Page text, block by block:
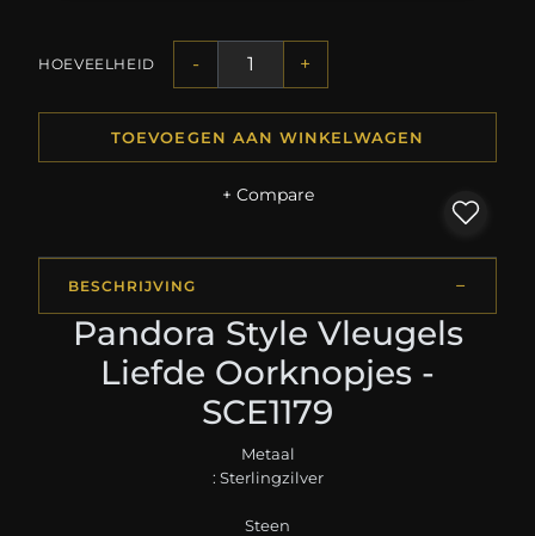
HOEVEELHEID - +
TOEVOEGEN AAN WINKELWAGEN
+ Compare
BESCHRIJVING
Pandora Style Vleugels
Liefde Oorknopjes -
SCE1179
Metaal
: Sterlingzilver
Steen